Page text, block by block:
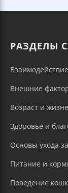
РАЗДЕЛЫ
Внешние
Возраст и
Здоровье и
Основы ухода
Питание и
Поведение